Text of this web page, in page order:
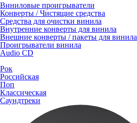
Виниловые проигрыватели
Конверты / Чистящие средства
Средства для очистки винила
Внутренние конверты для винила
Внешние конверты / пакеты для винила
Проигрыватели винила
Audio CD
Рок
Российская
Поп
Классическая
Саундтреки